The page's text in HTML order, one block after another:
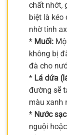
chất nhớt,
biệt là kéo
nhờ tính
* Muối:
không bị
đà cho
* Lá dứa
đường sẽ
màu xanh
* Nước
nguội